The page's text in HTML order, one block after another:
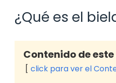
¿Qué es el
Contenido de
click para ver el